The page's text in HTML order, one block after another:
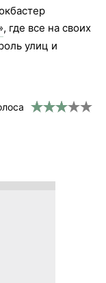
, где все на своих
улиц и